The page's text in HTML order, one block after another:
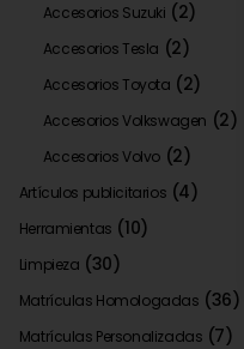
Accesorios Suzuki (2)
Accesorios Tesla (2)
Accesorios Toyota (2)
Accesorios Volkswagen (2)
Accesorios Volvo (2)
Artículos publicitarios (4)
Herramientas (10)
Limpieza (30)
Matrículas Homologadas (36)
Matrículas Personalizadas (7)